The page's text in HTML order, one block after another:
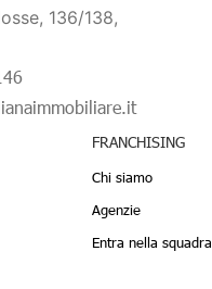
136/138,
FRANCHISING
Chi siamo
Agenzie
Entra nella squadra